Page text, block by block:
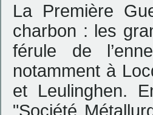
La Première
charbon : les
férule de
notamment à
et Leulinghen.
"Société